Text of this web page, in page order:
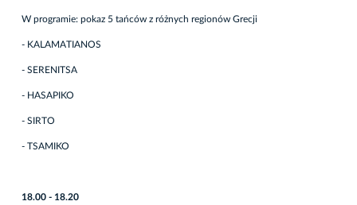
W programie: pokaz 5 tańców z różnych regionów Grecji
- KALAMATIANOS
- SERENITSA
- HASAPIKO
- SIRTO
- TSAMIKO
18.00 - 18.20